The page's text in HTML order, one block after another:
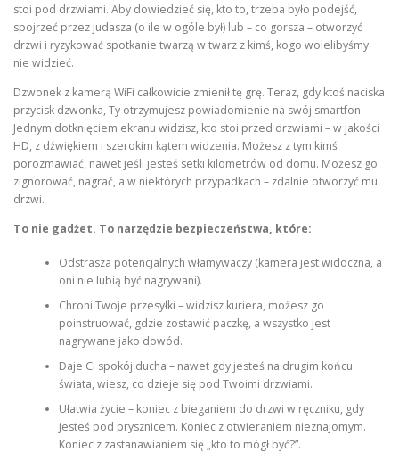
stoi pod drzwiami. Aby dowiedzieć się, kto to, trzeba było podejść,
spojrzeć przez judasza (o ile w ogóle był) lub – co gorsza – otworzyć
drzwi i ryzykować spotkanie twarzą w twarz z kimś, kogo wolelibyśmy
nie widzieć.
Dzwonek z kamerą WiFi całkowicie zmienił tę grę. Teraz, gdy ktoś naciska
przycisk dzwonka, Ty otrzymujesz powiadomienie na swój smartfon.
Jednym dotknięciem ekranu widzisz, kto stoi przed drzwiami – w jakości
HD, z dźwiękiem i szerokim kątem widzenia. Możesz z tym kimś
porozmawiać, nawet jeśli jesteś setki kilometrów od domu. Możesz go
zignorować, nagrać, a w niektórych przypadkach – zdalnie otworzyć mu
drzwi.
To nie gadżet. To narzędzie bezpieczeństwa, które:
Odstrasza potencjalnych włamywaczy (kamera jest widoczna, a
oni nie lubią być nagrywani).
Chroni Twoje przesyłki – widzisz kuriera, możesz go
poinstruować, gdzie zostawić paczkę, a wszystko jest
nagrywane jako dowód.
Daje Ci spokój ducha – nawet gdy jesteś na drugim końcu
świata, wiesz, co dzieje się pod Twoimi drzwiami.
Ułatwia życie – koniec z bieganiem do drzwi w ręczniku, gdy
jesteś pod prysznicem. Koniec z otwieraniem nieznajomym.
Koniec z zastanawianiem się „kto to mógł być?”.